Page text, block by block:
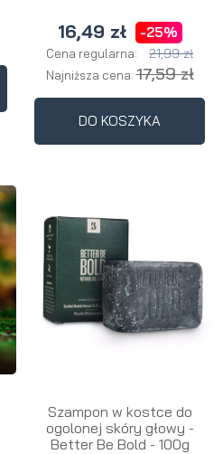
16,49 zł -25%
Cena regularna: 21,99 zł
Najniższa cena:17,59 zł
DO KOSZYKA
Szampon w kostce do
ogolonej skóry głowy -
Better Be Bold - 100g